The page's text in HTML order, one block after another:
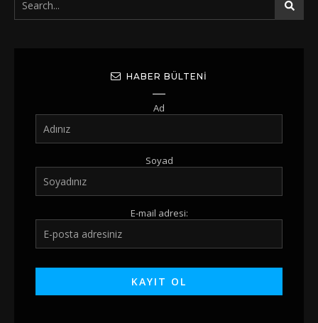
HABER BÜLTENI
Ad
Soyad
E-mail adresi: